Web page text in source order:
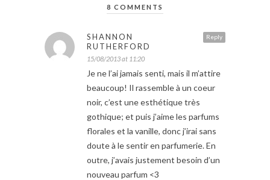
8 COMMENTS
Reply
SHANNON
RUTHERFORD
15/08/2013 at 11:20
Je ne l’ai jamais senti, mais il m’attire
beaucoup! Il rassemble à un coeur
noir, c’est une esthétique très
gothique; et puis j’aime les parfums
florales et la vanille, donc j’irai sans
doute à le sentir en parfumerie. En
outre, j’avais justement besoin d’un
nouveau parfum <3